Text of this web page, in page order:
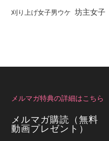
刈り上げ女子男ウケ 坊主女子
メルマガ特典の詳細はこちら
メルマガ購読（無料
動画プレゼント）